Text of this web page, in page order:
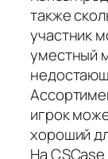
также
участник
уместный
игрок
хороший
На